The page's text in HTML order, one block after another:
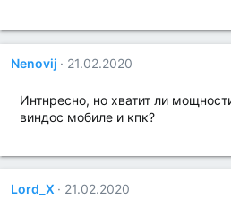
Nenovij 21.02.2020
Интнресно, но хватит ли
виндос мобиле и кпк?
Lord_X 21.02.2020